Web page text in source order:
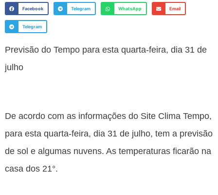
Facebook Telegram WhatsApp Email
Telegram
Previsão do Tempo para esta quarta-feira, dia 31 de
julho
De acordo com as informações do Site Clima Tempo,
para esta quarta-feira, dia 31 de julho, tem a previsão
de sol e algumas nuvens. As temperaturas ficarão na
casa dos 21°.